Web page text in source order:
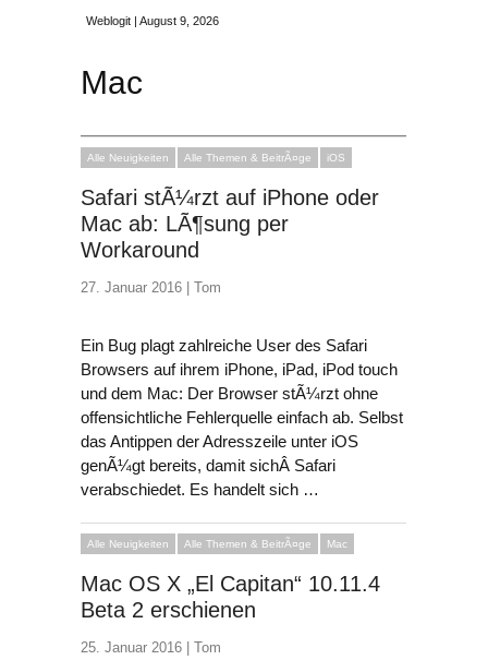
Weblogit | August 9, 2026
Mac
Alle Neuigkeiten Alle Themen & BeitrÃ¤ge iOS
Safari stÃ¼rzt auf iPhone oder
Mac ab: LÃ¶sung per
Workaround
27. Januar 2016 | Tom
Ein Bug plagt zahlreiche User des Safari
Browsers auf ihrem iPhone, iPad, iPod touch
und dem Mac: Der Browser stÃ¼rzt ohne
offensichtliche Fehlerquelle einfach ab. Selbst
das Antippen der Adresszeile unter iOS
genÃ¼gt bereits, damit sichÂ Safari
verabschiedet. Es handelt sich …
Alle Neuigkeiten Alle Themen & BeitrÃ¤ge Mac
Mac OS X „El Capitan“ 10.11.4
Beta 2 erschienen
25. Januar 2016 | Tom